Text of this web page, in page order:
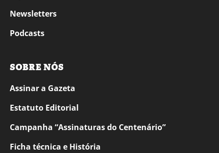
Newsletters
Podcasts
SOBRE NÓS
Assinar a Gazeta
Estatuto Editorial
Campanha “Assinaturas do Centenário”
Ficha técnica e História